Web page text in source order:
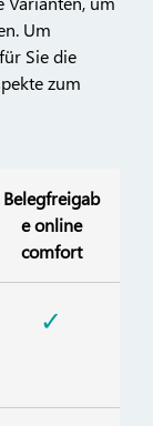
Um
Sie die
zum
Belegfreigab
e online
comfort
✓